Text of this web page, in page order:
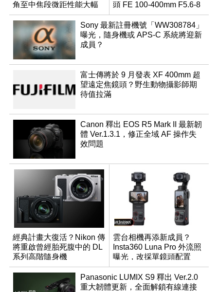
角至中焦段微距性能大幅
升級
頭 FE 100-400mm F5.6-8
Sony 最新註冊機號「WW308784」
曝光，隨身機或 APS-C 系統將迎新
成員？
富士傳將於 9 月發表 XF 400mm 超
望遠定焦鏡頭？野生動物攝影師期
待值拉滿
Canon 釋出 EOS R5 Mark II 最新韌
體 Ver.1.3.1，修正全域 AF 操作失
效問題
經典計畫大復活？Nikon 傳
將重啟曾經胎死腹中的 DL
系列高階隨身機
雲台相機再添新成員？
Insta360 Luna Pro 外流照
曝光，改採單鏡頭配置
Panasonic LUMIX S9 釋出 Ver.2.0
重大韌體更新，全面解鎖有線連接